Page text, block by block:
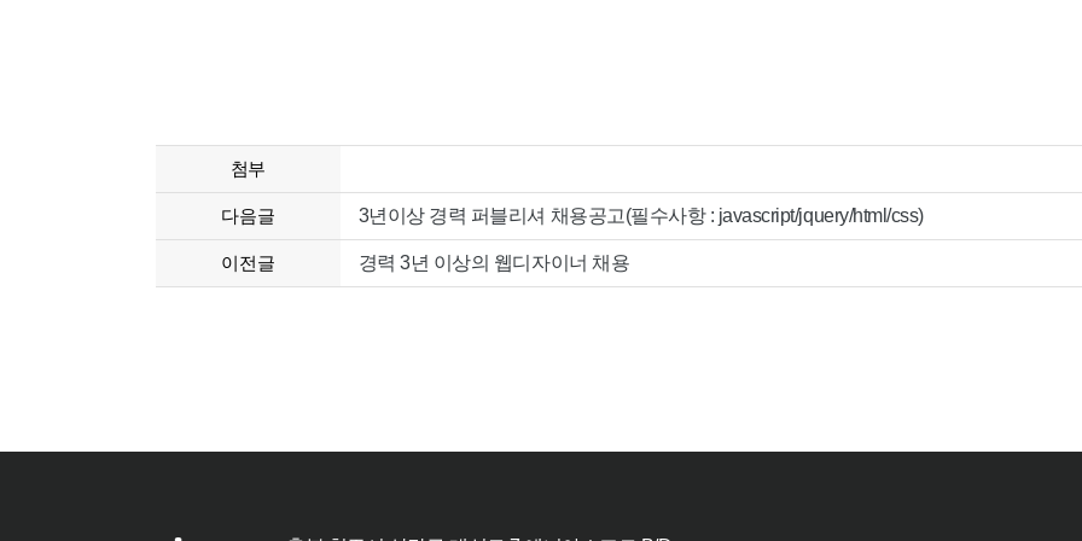
첨부
다음글 3년이상 경력 퍼블리셔 채용공고(필수사항 : javascript/jquery/html/css)
이전글 경력 3년 이상의 웹디자이너 채용